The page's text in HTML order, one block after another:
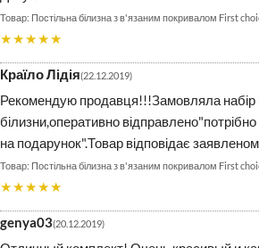
Постільна білизна з в'язаним покривалом First
★★★★★
Країло Лідія 22.12.2019
Рекомендую продавця!!!Замовляла набір
білизни,оперативно
на подарунок".Товар відповідає
Постільна білизна з в'язаним покривалом First
★★★★★
genya03 20.12.2019